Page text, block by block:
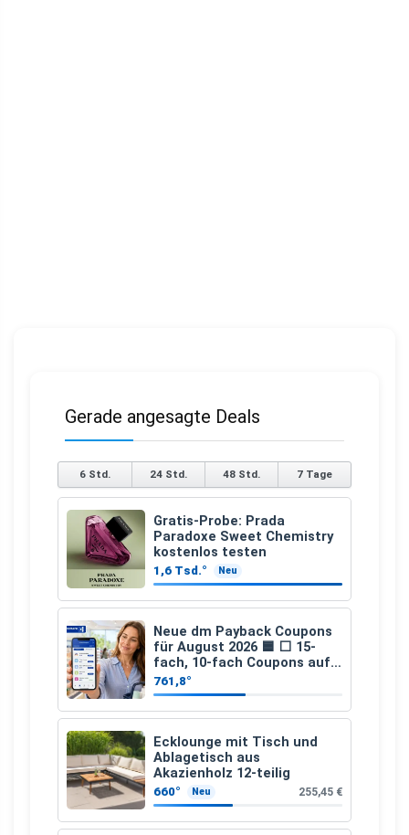
Gerade angesagte Deals
6 Std. 24 Std. 48 Std. 7 Tage
Gratis-Probe: Prada
Paradoxe Sweet Chemistry
kostenlos testen
1,6 Tsd.° Neu
Neue dm Payback Coupons
für August 2026 🟦 ⬜ 15-
fach, 10-fach Coupons auf
den gesamten Einkauf ab 2
€
761,8°
Ecklounge mit Tisch und
Ablagetisch aus
Akazienholz 12-teilig
660° Neu 255,45 €